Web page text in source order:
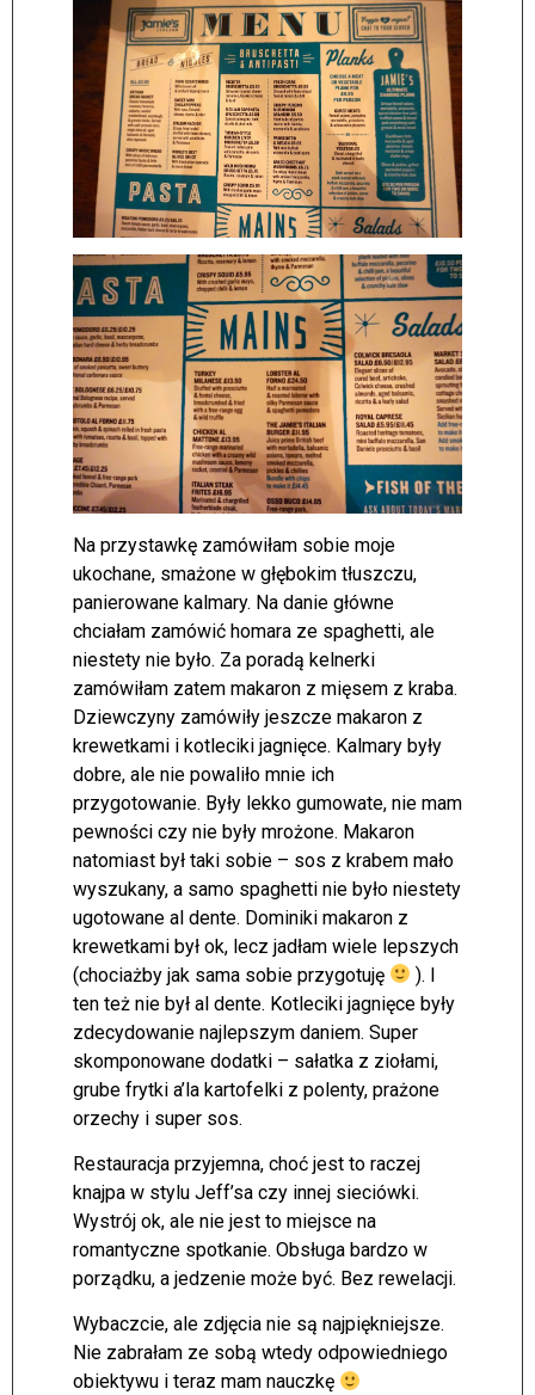
Na przystawkę zamówiłam sobie moje
ukochane, smażone w głębokim tłuszczu,
panierowane kalmary. Na danie główne
chciałam zamówić homara ze spaghetti, ale
niestety nie było. Za poradą kelnerki
zamówiłam zatem makaron z mięsem z kraba.
Dziewczyny zamówiły jeszcze makaron z
krewetkami i kotleciki jagnięce. Kalmary były
dobre, ale nie powaliło mnie ich
przygotowanie. Były lekko gumowate, nie mam
pewności czy nie były mrożone. Makaron
natomiast był taki sobie – sos z krabem mało
wyszukany, a samo spaghetti nie było niestety
ugotowane al dente. Dominiki makaron z
krewetkami był ok, lecz jadłam wiele lepszych
(chociażby jak sama sobie przygotuję
). I
ten też nie był al dente. Kotleciki jagnięce były
zdecydowanie najlepszym daniem. Super
skomponowane dodatki – sałatka z ziołami,
grube frytki a’la kartofelki z polenty, prażone
orzechy i super sos.
Restauracja przyjemna, choć jest to raczej
knajpa w stylu Jeff’sa czy innej sieciówki.
Wystrój ok, ale nie jest to miejsce na
romantyczne spotkanie. Obsługa bardzo w
porządku, a jedzenie może być. Bez rewelacji.
Wybaczcie, ale zdjęcia nie są najpiękniejsze.
Nie zabrałam ze sobą wtedy odpowiedniego
obiektywu i teraz mam nauczkę